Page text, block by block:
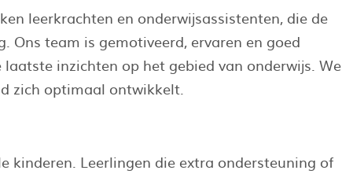
leerkrachten en onderwijsassistenten, die de
Ons team is gemotiveerd, ervaren en goed
inzichten op het gebied van onderwijs. We
zich optimaal ontwikkelt.
kinderen. Leerlingen die extra ondersteuning of